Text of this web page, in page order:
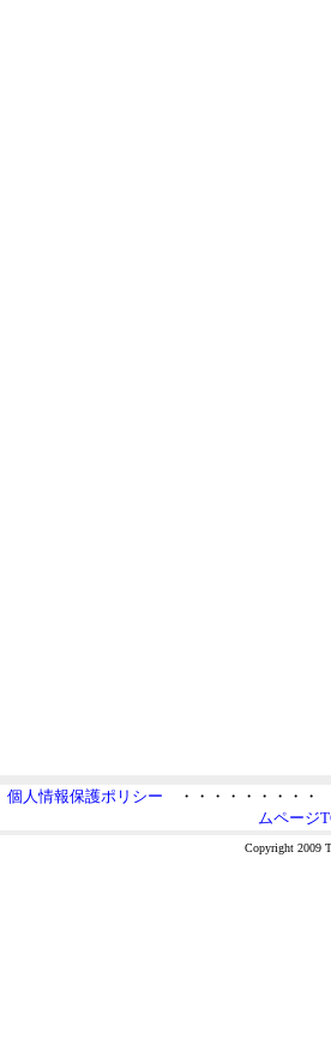
個人情報保護ポリシー ・・・・・・・・
ムページ
Copyright 2009